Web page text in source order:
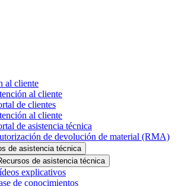
al cliente
al cliente
de clientes
al cliente
de asistencia técnica
de devolución de material (RMA)
de asistencia técnica
de asistencia técnica
explicativos
de conocimientos